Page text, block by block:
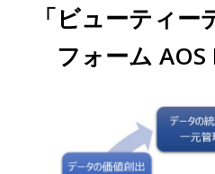
「ビューティ
フォーム